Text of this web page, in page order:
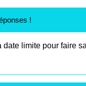
!
date limite pour faire